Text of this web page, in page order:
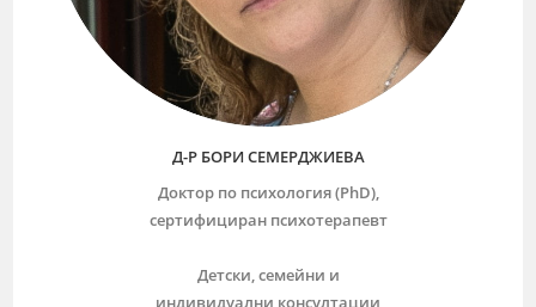
Д-Р БОРИ СЕМЕРДЖИЕВА
Доктор по психология (PhD),
сертифициран психотерапевт
Детски, семейни и
индивидуални консултации